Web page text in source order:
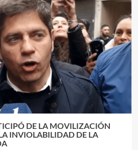
DE LA MOVILIZACIÓN
INVIOLABILIDAD DE LA